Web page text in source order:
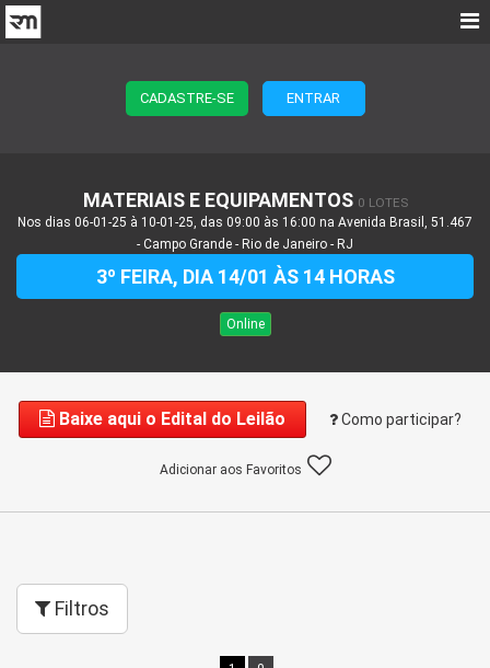
CADASTRE-SE ENTRAR
MATERIAIS E EQUIPAMENTOS 0 LOTES
Nos dias 06-01-25 à 10-01-25, das 09:00 às 16:00 na Avenida Brasil, 51.467
- Campo Grande - Rio de Janeiro - RJ
3º FEIRA, DIA 14/01 ÀS 14 HORAS
Online
Baixe aqui o Edital do Leilão Como participar?
Adicionar aos Favoritos
Filtros